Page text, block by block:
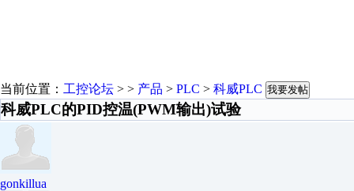
当前位置： 工控论坛 > > 产品 > PLC > 科威PLC 我要发帖
科威PLC的PID控温(PWM输出)试验
gonkillua